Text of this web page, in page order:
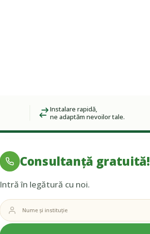
Instalare rapidă,
ne adaptăm nevoilor tale.
Consultanță gratuită!
Intră în legătură cu noi.